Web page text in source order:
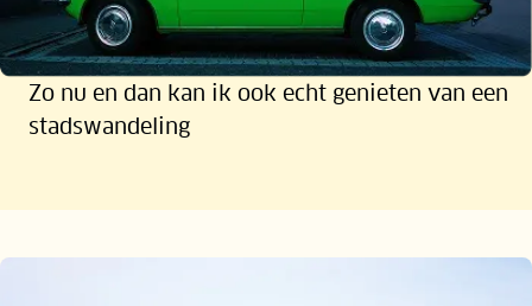
Zo nu en dan kan ik ook echt genieten van een
stadswandeling